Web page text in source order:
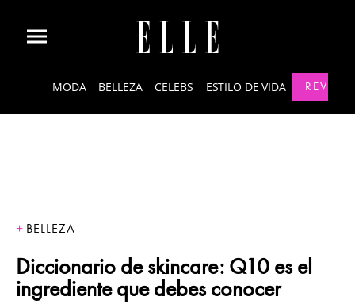
MODA BELLEZA CELEBS ESTILO DE VIDA
BELLEZA
Diccionario de skincare: Q10 es el
ingrediente que debes conocer